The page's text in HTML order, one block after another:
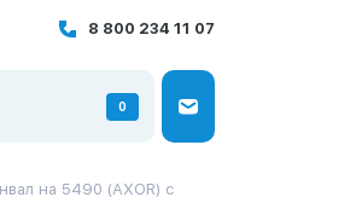
8 800 234 11 07
0
на 5490 (AXOR) с